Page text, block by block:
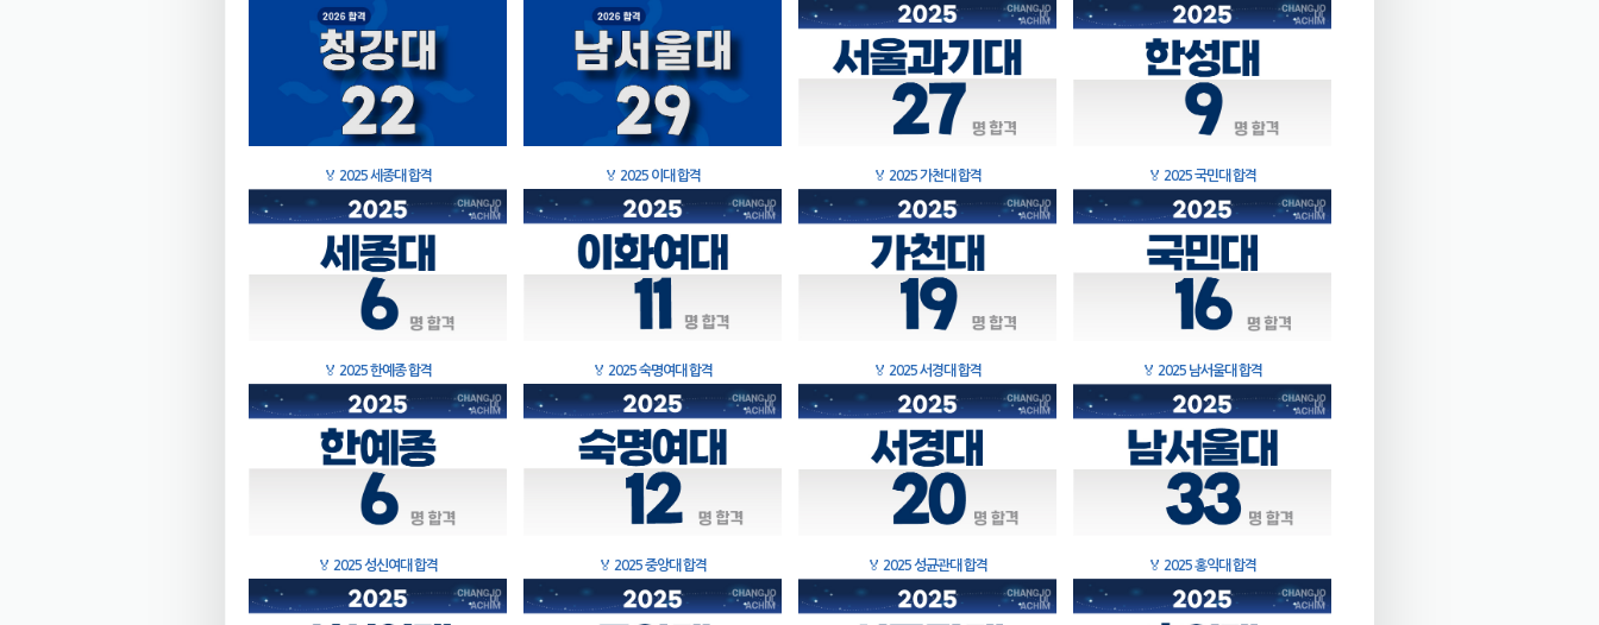
🏅 2025 세종대 합격 🏅 2025 이대 합격 🏅 2025 가천대 합격 🏅 2025 국민대 합격
🏅 2025 한예종 합격 🏅 2025 숙명여대 합격 🏅 2025 서경대 합격 🏅 2025 남서울대 합격
🏅 2025 성신여대 합격 🏅 2025 중앙대 합격 🏅 2025 성균관대 합격 🏅 2025 홍익대 합격